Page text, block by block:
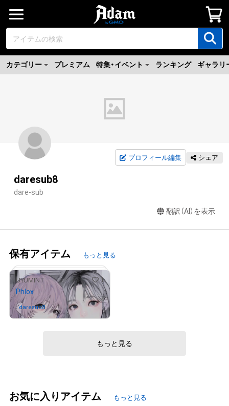
カテゴリー プレミアム 特集・イベント ランキング ギャラリ
プロフィール編集 シェア
daresub8
dare-sub
翻訳（AI）を表示
保有アイテム もっと見る
UYUMINT 1
Phlox
daresub8さんが保有中
もっと見る
お気に入りアイテム もっと見る